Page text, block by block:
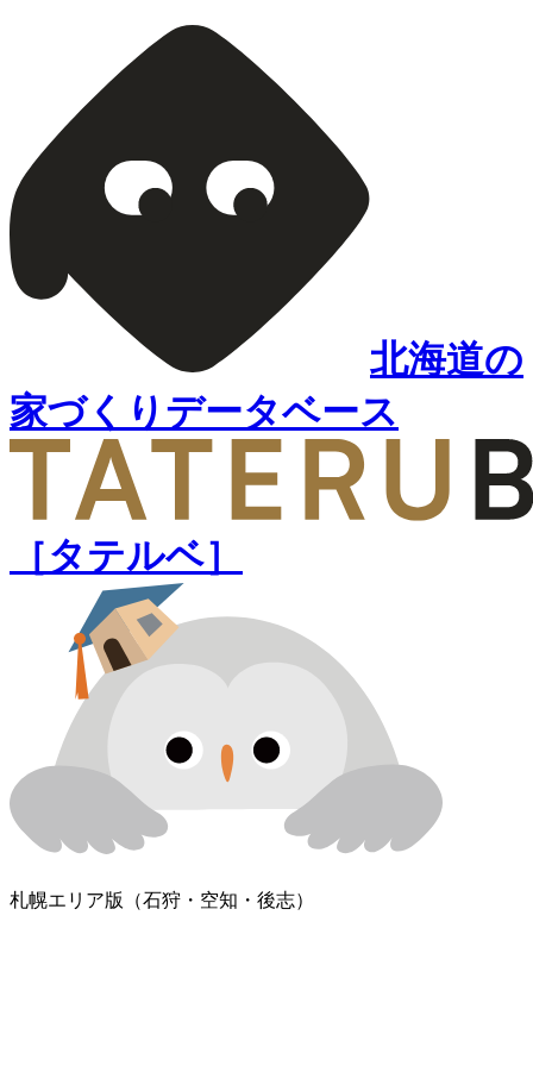
北海道の
家づくりデータベース
［タテルベ］
札幌エリア版 （石狩・空知・後志）